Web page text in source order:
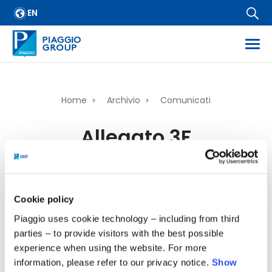
Cookie policy
Piaggio uses cookie technology – including from third
parties – to provide visitors with the best possible
experience when using the website. For more
information, please refer to our privacy notice. Show
Salta
al
contenuto
principale
EN
Briciole
di
Home Archivio Comunicati
Allegato 3F
FAQ
Email Alert
Diffusione informazioni regolamentate
Informazioni societarie
Whistleblowing